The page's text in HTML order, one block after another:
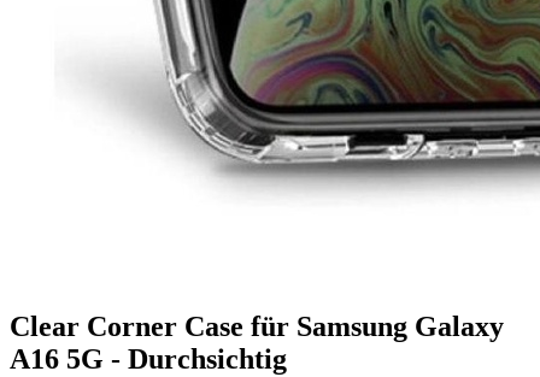
Clear Corner Case für Samsung Galaxy
A16 5G - Durchsichtig